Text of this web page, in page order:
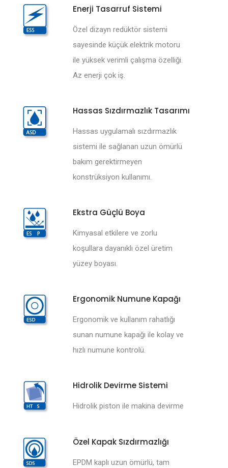
Enerji Tasarruf Sistemi
Özel dizayn redüktör sistemi
sayesinde küçük elektrik motoru
ile yüksek verimli çalışma özelliği.
Az enerji çok iş.
Hassas Sızdırmazlık Tasarımı
Hassas uygulamalı sızdırmazlık
sistemi ile sağlanan uzun ömürlü
bakım gerektirmeyen
konstrüksiyon kullanımı.
Ekstra Güçlü Boya
Kimyasal etkilere ve zorlu
koşullara dayanıklı özel üretim
yüzey boyası.
Ergonomik Numune Kapağı
Ergonomik ve kullanım rahatlığı
sunan numune kapağı ile kolay ve
hızlı numune kontrolü.
Hidrolik Devirme Sistemi
Hidrolik piston ile makina devirme
Özel Kapak Sızdırmazlığı
EPDM kaplı uzun ömürlü, tam